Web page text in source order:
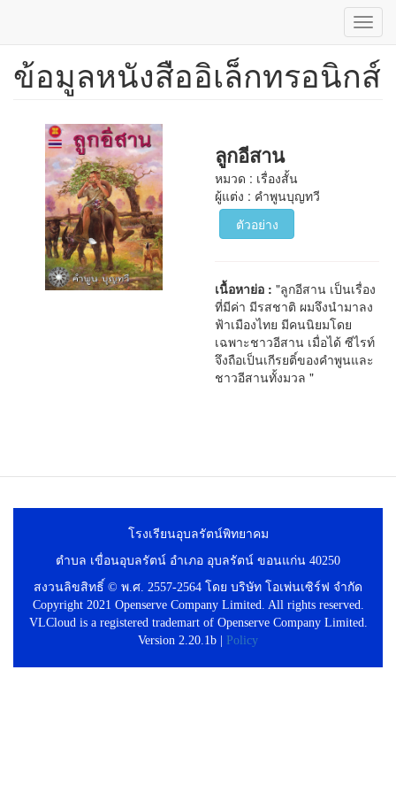
ข้าม
ข้อมูลหนังสืออิเล็กทรอนิกส์
ลูกอีสาน
หมวด : เรื่องสั้น
ผู้แต่ง : คำพูนบุญทวี
ตัวอย่าง
เนื้อหาย่อ :"ลูกอีสาน เป็นเรื่อง
ที่มีค่า มีรสชาติ ผมจึงนำมาลง
ฟ้าเมืองไทย มีคนนิยมโดย
เฉพาะชาวอีสาน เมื่อได้ ซีไรท์
จึงถือเป็นเกีรยติ์ของคำพูนและ
ชาวอีสานทั้งมวล "
โรงเรียนอุบลรัตน์พิทยาคม
ตำบล เขื่อนอุบลรัตน์ อำเภอ อุบลรัตน์ ขอนแก่น 40250
สงวนลิขสิทธิ์ © พ.ศ. 2557-2564 โดย บริษัท โอเพ่นเซิร์ฟ จำกัด
Copyright 2021 Openserve Company Limited. All rights reserved.
VLCloud is a registered trademart of Openserve Company Limited.
Version 2.20.1b |
Policy